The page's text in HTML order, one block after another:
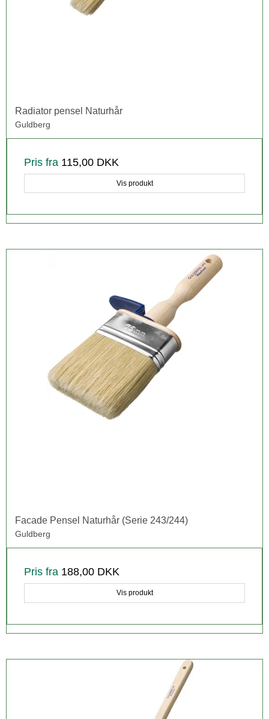
Radiator pensel Naturhår
Guldberg
Pris fra 115,00 DKK
Vis produkt
Facade Pensel Naturhår (Serie 243/244)
Guldberg
Pris fra 188,00 DKK
Vis produkt